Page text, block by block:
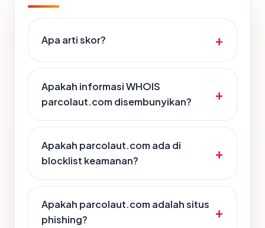
Apa arti skor?
Apakah informasi WHOIS
parcolaut.com disembunyikan?
Apakah parcolaut.com ada di
blocklist keamanan?
Apakah parcolaut.com adalah situs
phishing?